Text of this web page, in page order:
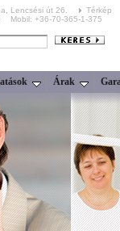
Lencsési út 26.
Térkép
Mobil: +36-70-365-1-375
Árak